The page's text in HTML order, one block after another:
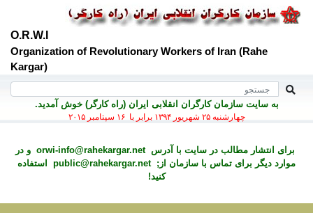
O.R.W.I
Organization of Revolutionary Workers of Iran (Rahe
Kargar)
به سايت سازمان کارگران انقلابی ايران (راه کارگر) خوش آمديد.
چهارشنبه ۲۵ شهريور ۱۳۹۴ برابر با ۱۶ سپتامبر ۲۰۱۵
برای انتشار مطالب در سايت با آدرسorwi-info@rahekargar.net و در
موارد ديگر برای تماس با سازمان از;public@rahekargar.net
استفاده
کنید!